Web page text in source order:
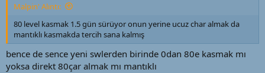
Malpin' Alıntı:
80 level kasmak 1.5 gün sürüyor onun yerine ucuz char almak da
mantıklı kasmakda tercih sana kalmış
bence de sence yeni swlerden birinde 0dan 80e kasmak mı
yoksa direkt 80çar almak mı mantıklı